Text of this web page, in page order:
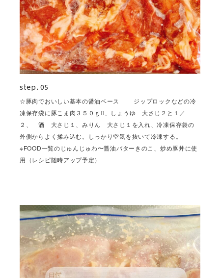
step. 05
☆豚肉でおいしい基本の醤油ベース ジップロックなどの冷
凍保存袋に豚こま肉３５０ｇ、しょうゆ 大さじ２と１／
２、 酒 大さじ１、みりん 大さじ１を入れ、冷凍保存袋の
外側からよく揉み込む。しっかり空気を抜いて冷凍する。
※FOOD一覧のじゅんじゅわ〜醤油バターきのこ、炒め豚丼に使
用（レシピ随時アップ予定）